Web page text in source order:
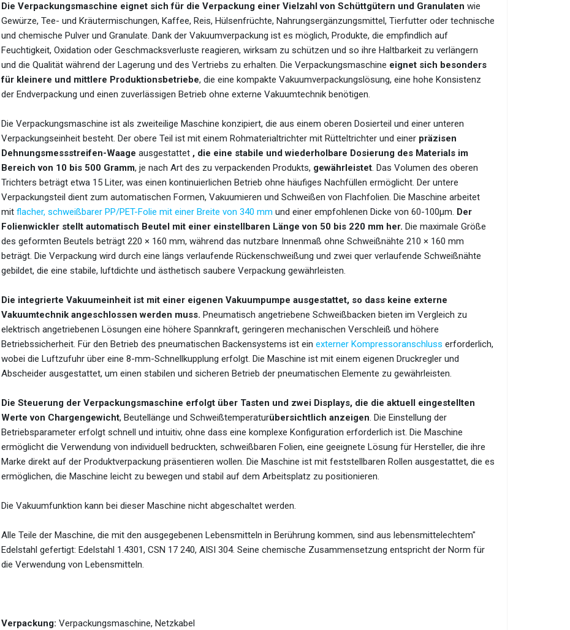
Die Verpackungsmaschine eignet sich für die Verpackung einer Vielzahl von Schüttgütern und Granulaten wie
Gewürze, Tee- und Kräutermischungen, Kaffee, Reis, Hülsenfrüchte, Nahrungsergänzungsmittel, Tierfutter oder technische
und chemische Pulver und Granulate. Dank der Vakuumverpackung ist es möglich, Produkte, die empfindlich auf
Feuchtigkeit, Oxidation oder Geschmacksverluste reagieren, wirksam zu schützen und so ihre Haltbarkeit zu verlängern
und die Qualität während der Lagerung und des Vertriebs zu erhalten. Die Verpackungsmaschine eignet sich besonders
für kleinere und mittlere Produktionsbetriebe, die eine kompakte Vakuumverpackungslösung, eine hohe Konsistenz
der Endverpackung und einen zuverlässigen Betrieb ohne externe Vakuumtechnik benötigen.
Die Verpackungsmaschine ist als zweiteilige Maschine konzipiert, die aus einem oberen Dosierteil und einer unteren
Verpackungseinheit besteht. Der obere Teil ist mit einem Rohmaterialtrichter mit Rütteltrichter und einer präzisen
Dehnungsmessstreifen-Waage ausgestattet , die eine stabile und wiederholbare Dosierung des Materials im
Bereich von 10 bis 500 Gramm, je nach Art des zu verpackenden Produkts, gewährleistet. Das Volumen des oberen
Trichters beträgt etwa 15 Liter, was einen kontinuierlichen Betrieb ohne häufiges Nachfüllen ermöglicht. Der untere
Verpackungsteil dient zum automatischen Formen, Vakuumieren und Schweißen von Flachfolien. Die Maschine arbeitet
mit flacher, schweißbarer PP/PET-Folie mit einer Breite von 340 mm und einer empfohlenen Dicke von 60-100μm. Der
Folienwickler stellt automatisch Beutel mit einer einstellbaren Länge von 50 bis 220 mm her. Die maximale Größe
des geformten Beutels beträgt 220 × 160 mm, während das nutzbare Innenmaß ohne Schweißnähte 210 × 160 mm
beträgt. Die Verpackung wird durch eine längs verlaufende Rückenschweißung und zwei quer verlaufende Schweißnähte
gebildet, die eine stabile, luftdichte und ästhetisch saubere Verpackung gewährleisten.
Die integrierte Vakuumeinheit ist mit einer eigenen Vakuumpumpe ausgestattet, so dass keine externe
Vakuumtechnik angeschlossen werden muss. Pneumatisch angetriebene Schweißbacken bieten im Vergleich zu
elektrisch angetriebenen Lösungen eine höhere Spannkraft, geringeren mechanischen Verschleiß und höhere
Betriebssicherheit. Für den Betrieb des pneumatischen Backensystems ist ein externer Kompressoranschluss erforderlich,
wobei die Luftzufuhr über eine 8-mm-Schnellkupplung erfolgt. Die Maschine ist mit einem eigenen Druckregler und
Abscheider ausgestattet, um einen stabilen und sicheren Betrieb der pneumatischen Elemente zu gewährleisten.
Die Steuerung der Verpackungsmaschine erfolgt über Tasten und zwei Displays, die die aktuell eingestellten
Werte von Chargengewicht, Beutellänge und Schweißtemperaturübersichtlich anzeigen. Die Einstellung der
Betriebsparameter erfolgt schnell und intuitiv, ohne dass eine komplexe Konfiguration erforderlich ist. Die Maschine
ermöglicht die Verwendung von individuell bedruckten, schweißbaren Folien, eine geeignete Lösung für Hersteller, die ihre
Marke direkt auf der Produktverpackung präsentieren wollen. Die Maschine ist mit feststellbaren Rollen ausgestattet, die es
ermöglichen, die Maschine leicht zu bewegen und stabil auf dem Arbeitsplatz zu positionieren.
Die Vakuumfunktion kann bei dieser Maschine nicht abgeschaltet werden.
Alle Teile der Maschine, die mit den ausgegebenen Lebensmitteln in Berührung kommen, sind aus lebensmittelechtem"
Edelstahl gefertigt: Edelstahl 1.4301, CSN 17 240, AISI 304. Seine chemische Zusammensetzung entspricht der Norm für
die Verwendung von Lebensmitteln.
Verpackung: Verpackungsmaschine, Netzkabel